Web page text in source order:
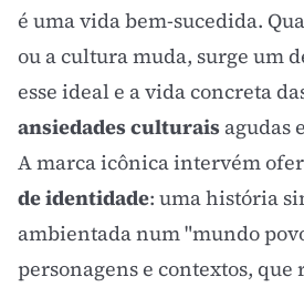
é uma vida bem-sucedida.
ou a cultura muda, surge um
esse ideal e a vida concreta
ansiedades culturais agudas
A marca icônica intervém
de identidade: uma história
ambientada num "mundo
personagens e contextos, que